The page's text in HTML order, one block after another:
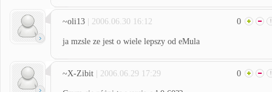
~oli13 | 2006.06.30 16:12 0
ja mzsle ze jest o wiele lepszy od eMula
~X-Zibit | 2006.06.29 17:29 0